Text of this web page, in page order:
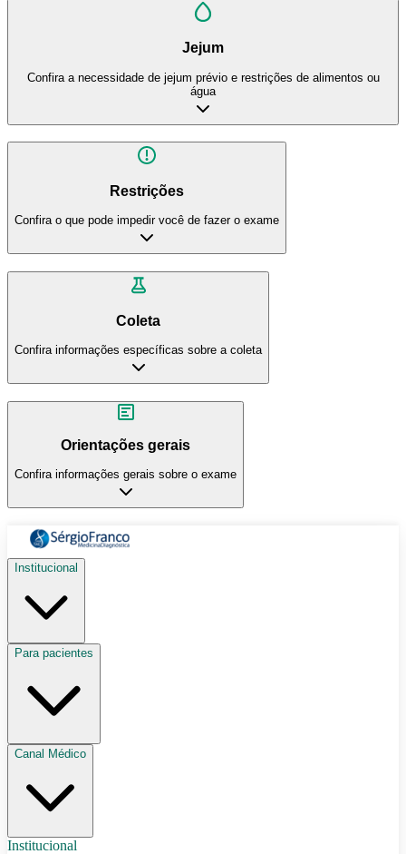
Jejum
Confira a necessidade de jejum prévio e restrições de alimentos ou
água
Restrições
Confira o que pode impedir você de fazer o exame
Coleta
Confira informações específicas sobre a coleta
Orientações gerais
Confira informações gerais sobre o exame
Institucional
Para pacientes
Canal Médico
Institucional